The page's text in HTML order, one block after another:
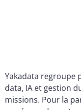
Yakadata regroupe
data, IA et gestion
missions. Pour la